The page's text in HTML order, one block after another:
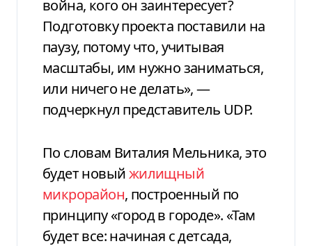
война, кого он заинтересует?
Подготовку проекта поставили на
паузу, потому что, учитывая
масштабы, им нужно заниматься,
или ничего не делать», —
подчеркнул представитель UDP.
По словам Виталия Мельника, это
будет новыйжилищный
микрорайон, построенный по
принципу «город в городе». «Там
будет все: начиная с детсада,